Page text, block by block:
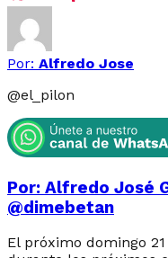
Por: Alfredo Jose
@el_pilon
Por: Alfredo José
@dimebetan
El próximo domingo